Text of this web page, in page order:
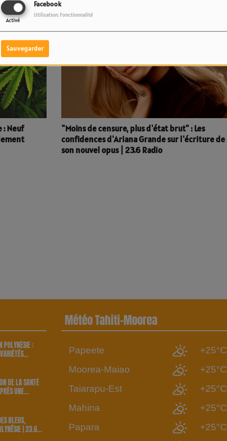
Facebook
Activé
Utilisation: Fonctionnalité
Sauvegarder
: Neuf
"Moins de censure, plus d'état brut" : Les
confidences d'Ariana Grande sur l'écriture de
son nouvel opus | 23.6 Radio
POLYNÉSIE :
DE LA SANTÉ
UNE
BLEUS,
| 23.6
Météo Tahiti-Moorea
Papeete
+25°C
Moorea-Maiao
+25°C
Taiarapu-Est
+25°C
Mahina
+25°C
Papara
+25°C